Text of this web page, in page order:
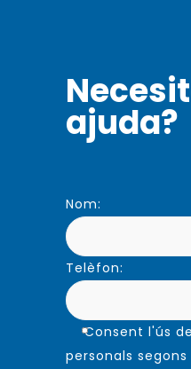
ajuda?
Nom:
Telèfon:
Consent l'ús
personals